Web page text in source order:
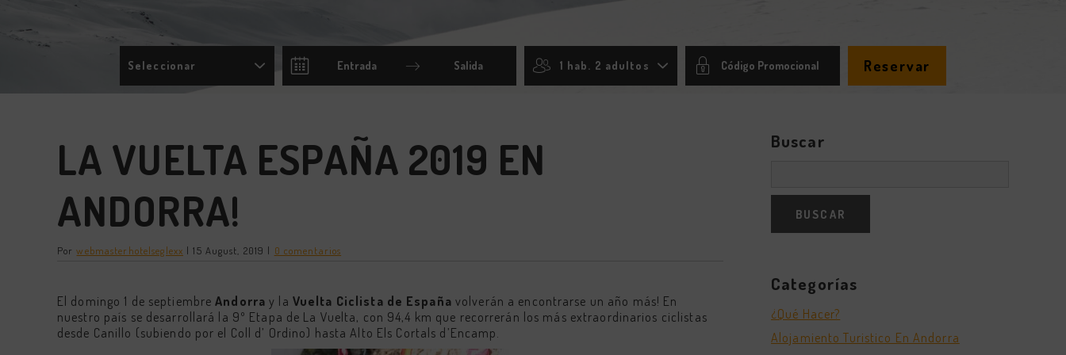
Seleccionar
Press
to
interact
with
date.
question
mark
to
Press
to
interact
with
question
mark
key
to
1 hab. 2 adultos Reservar
LA VUELTA ESPAÑA 2019 EN
ANDORRA!
Porwebmasterhotelseglexx |15 August, 2019 | 0 comentarios
El domingo 1 de septiembreAndorra y la Vuelta Ciclista de España volverán a encontrarse un año más! En
nuestro país se desarrollará la 9º Etapa de La Vuelta, con 94,4 km que recorrerán los más extraordinarios ciclistas
desde Canillo (subiendo por el Coll d’ Ordino) hasta Alto Els Cortals d’Encamp.
Buscar
Categorías
¿Qué Hacer?
Alojamiento Turistico En Andorra